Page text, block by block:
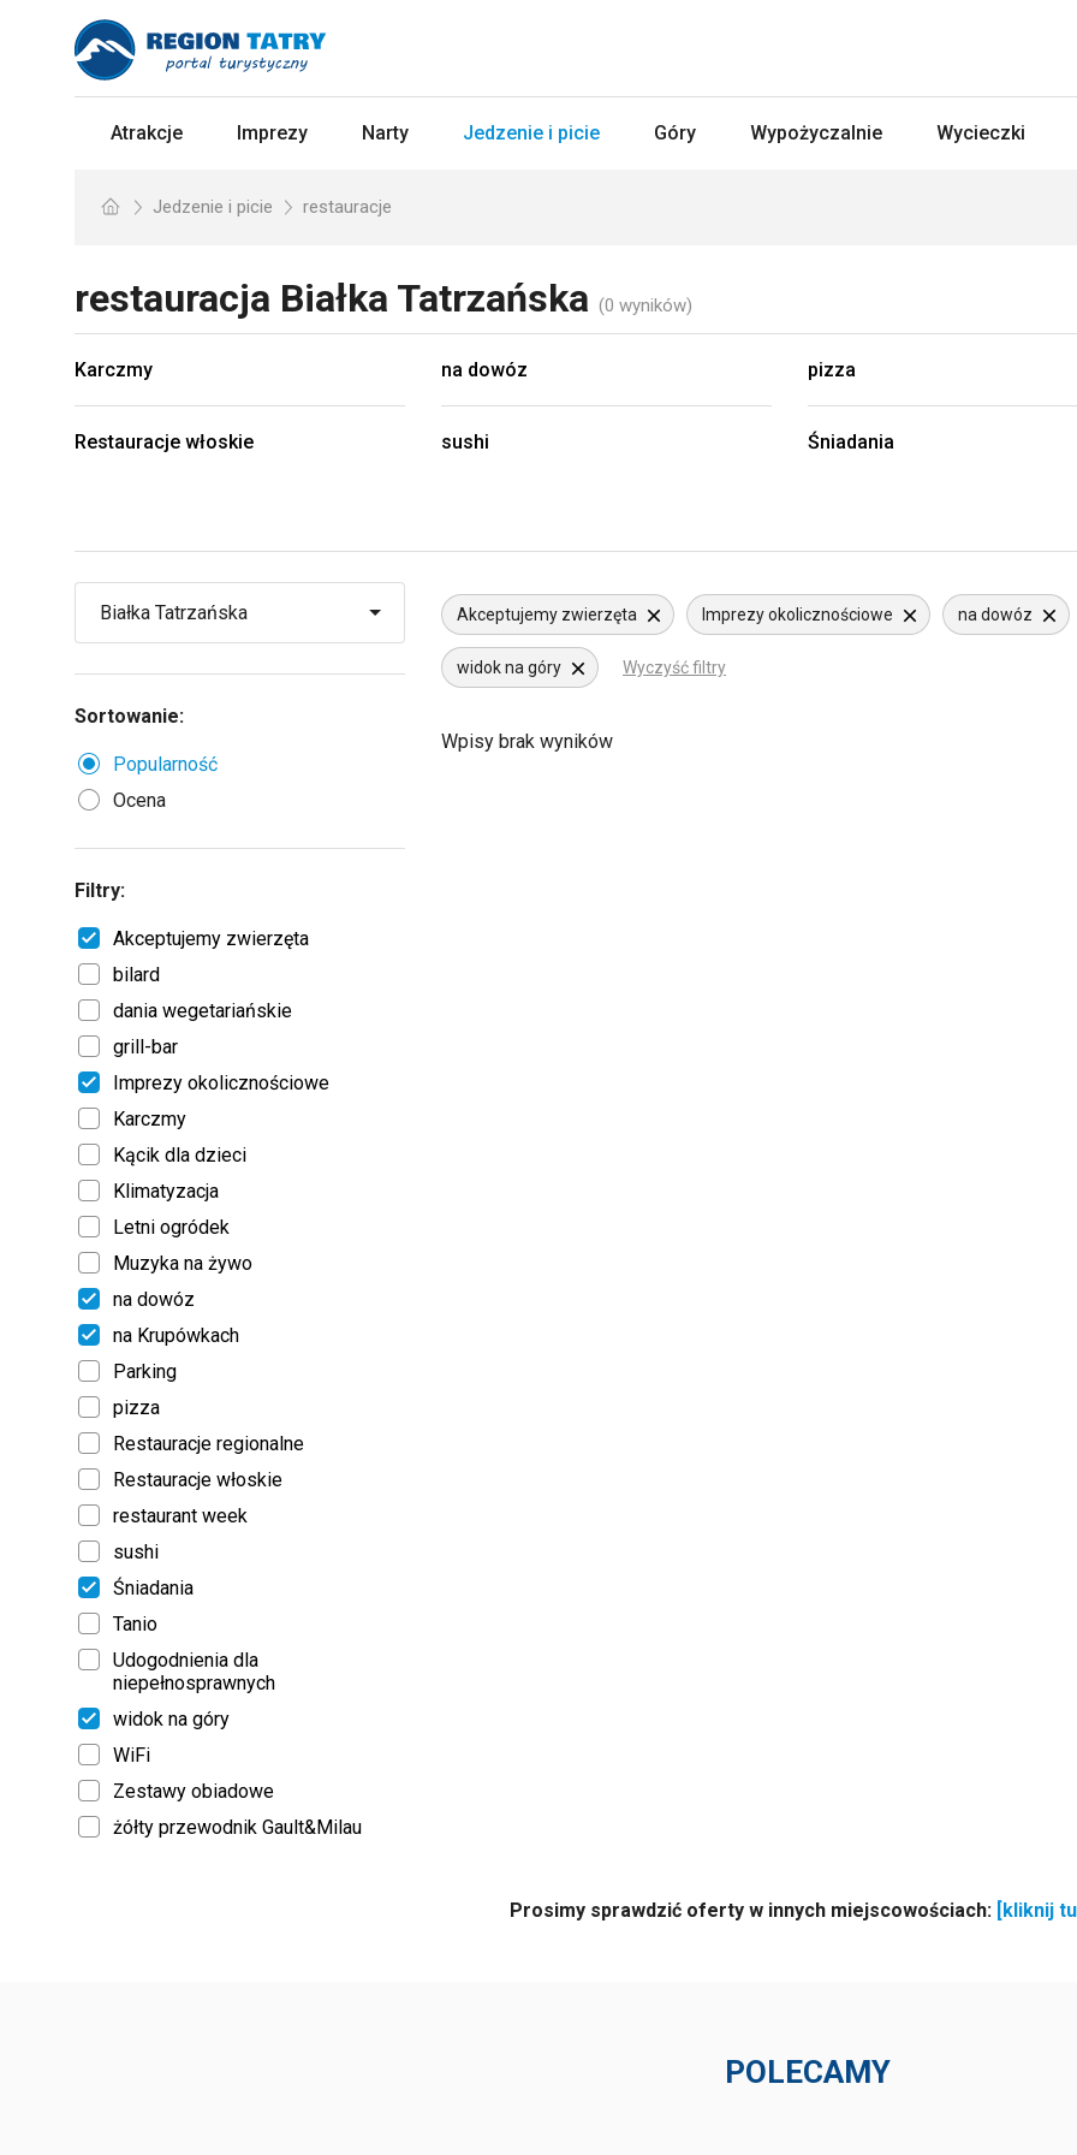
Atrakcje Imprezy Narty Jedzenie i picie Góry Wypożyczalnie Wycieczki
Jedzenie i picie restauracje
restauracja Białka Tatrzańska (0 wyników)
Karczmy na dowóz pizza
Restauracje włoskie sushi Śniadania
Akceptujemy zwierzęta Imprezy okolicznościowe na dowóz
widok na góry Wyczyść filtry
Wpisy brak wyników
Sortowanie:
Popularność
Ocena
Filtry:
Akceptujemy zwierzęta
bilard
dania wegetariańskie
grill-bar
Imprezy okolicznościowe
Karczmy
Kącik dla dzieci
Klimatyzacja
Letni ogródek
Muzyka na żywo
na dowóz
na Krupówkach
Parking
pizza
Restauracje regionalne
Restauracje włoskie
restaurant week
sushi
Śniadania
Tanio
Udogodnienia dla
niepełnosprawnych
widok na góry
WiFi
Zestawy obiadowe
żółty przewodnik Gault&Milau
Prosimy sprawdzić oferty w innych miejscowościach: [kliknij
POLECAMY